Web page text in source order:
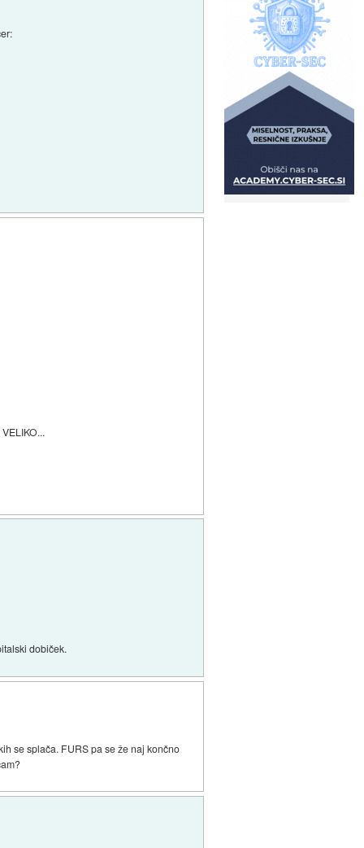
dobiček.
se splača. FURS pa se že naj končno